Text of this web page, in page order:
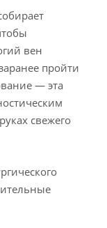
вен
пройти
— эта
свежего